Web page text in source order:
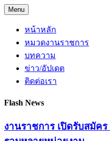
Skip
to
content
Menu
หน้าหลัก
หมวดงานราชการ
บทความ
ข่าว/อัปเดต
ติดต่อเรา
Flash News
งานราชการ เปิดรับสมัค